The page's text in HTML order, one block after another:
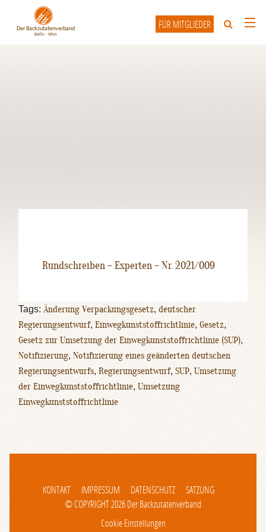
FÜR MITGLIEDER
Rundschreiben – Experten – Nr. 2021/009
Tags: Änderung Verpackungsgesetz, deutscher
Regierungsentwurf, Einwegkunststoffrichtlinie, Gesetz,
Gesetz zur Umsetzung der Einwegkunststoffrichtlinie (SUP),
Notifizierung, Notifizierung eines geänderten deutschen
Regierungsentwurfs, Regierungsentwurf, SUP, Umsetzung
der Einwegkunststoffrichtlinie, Umsetzung
Einwegkunststoffrichtlinie
KONTAKT IMPRESSUM DATENSCHUTZ
SATZUNG
© COPYRIGHT 2026 Der Backzutatenverband
Cookie Einstellungen